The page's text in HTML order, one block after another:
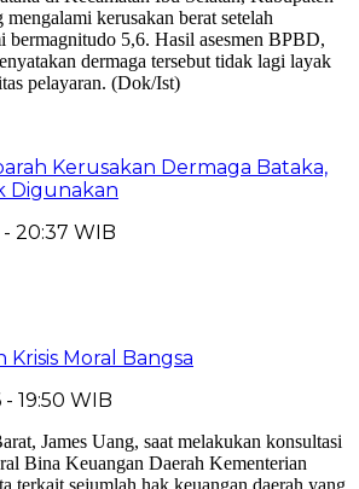
Kerusakan Dermaga Bataka,
Digunakan
20:37 WIB
Moral Bangsa
19:50 WIB